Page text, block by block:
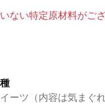
ない特定原材料がご
ーツ（内容は気まぐれ